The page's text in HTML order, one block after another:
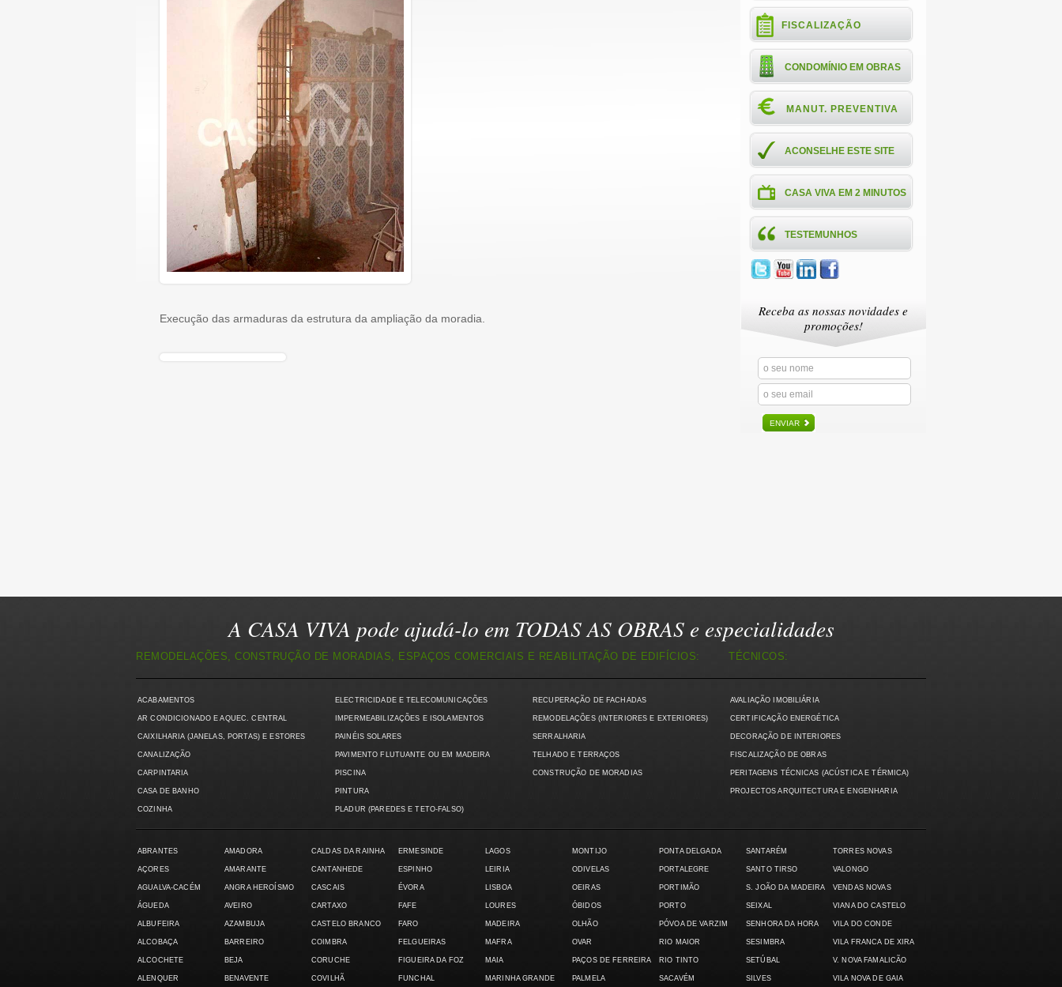
Execução das armaduras da estrutura da ampliação da moradia.
FISCALIZAÇÃO
CONDOMÍNIO EM OBRAS
MANUT. PREVENTIVA
ACONSELHE ESTE SITE
CASA VIVA EM 2 MINUTOS
TESTEMUNHOS
Receba as nossas novidades e
promoções!
ENVIAR
A CASA VIVA pode ajudá-lo em TODAS AS OBRAS e especialidades
REMODELAÇÕES, CONSTRUÇÃO DE MORADIAS, ESPAÇOS COMERCIAIS E REABILITAÇÃO DE EDIFÍCIOS: TÉCNICOS:
ACABAMENTOS
AR CONDICIONADO E AQUEC. CENTRAL
CAIXILHARIA (JANELAS, PORTAS) E ESTORES
CANALIZAÇÃO
CARPINTARIA
CASA DE BANHO
COZINHA
ELECTRICIDADE E TELECOMUNICAÇÕES
IMPERMEABILIZAÇÕES E ISOLAMENTOS
PAINÉIS SOLARES
PAVIMENTO FLUTUANTE OU EM MADEIRA
PISCINA
PINTURA
PLADUR (PAREDES E TETO-FALSO)
RECUPERAÇÃO DE FACHADAS
REMODELAÇÕES (INTERIORES E EXTERIORES)
SERRALHARIA
TELHADO E TERRAÇOS
CONSTRUÇÃO DE MORADIAS
AVALIAÇÃO IMOBILIÁRIA
CERTIFICAÇÃO ENERGÉTICA
DECORAÇÃO DE INTERIORES
FISCALIZAÇÃO DE OBRAS
PERITAGENS TÉCNICAS (ACÚSTICA E TÉRMICA)
PROJECTOS ARQUITECTURA E ENGENHARIA
ABRANTES
AÇORES
AGUALVA-CACÉM
ÁGUEDA
ALBUFEIRA
ALCOBAÇA
ALCOCHETE
ALENQUER
AMADORA
AMARANTE
ANGRA HEROÍSMO
AVEIRO
AZAMBUJA
BARREIRO
BEJA
BENAVENTE
CALDAS DA RAINHA
CANTANHEDE
CASCAIS
CARTAXO
CASTELO BRANCO
COIMBRA
CORUCHE
COVILHÃ
ERMESINDE
ESPINHO
ÉVORA
FAFE
FARO
FELGUEIRAS
FIGUEIRA DA FOZ
FUNCHAL
LAGOS
LEIRIA
LISBOA
LOURES
MADEIRA
MAFRA
MAIA
MARINHA GRANDE
MONTIJO
ODIVELAS
OEIRAS
ÓBIDOS
OLHÃO
OVAR
PAÇOS DE FERREIRA
PALMELA
PONTA DELGADA
PORTALEGRE
PORTIMÃO
PORTO
PÓVOA DE VARZIM
RIO MAIOR
RIO TINTO
SACAVÉM
SANTARÉM
SANTO TIRSO
S. JOÃO DA MADEIRA
SEIXAL
SENHORA DA HORA
SESIMBRA
SETÚBAL
SILVES
TORRES NOVAS
VALONGO
VENDAS NOVAS
VIANA DO CASTELO
VILA DO CONDE
VILA FRANCA DE XIRA
V. NOVA FAMALICÃO
VILA NOVA DE GAIA